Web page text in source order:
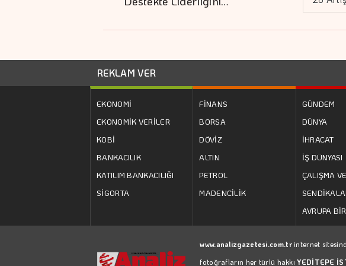
REKLAM VER
EKONOMİ
EKONOMİK VERİLER
KOBİ
BANKACILIK
KATILIM BANKACILIĞI
SİGORTA
FİNANS
BORSA
DÖVİZ
ALTIN
PETROL
MADENCİLİK
GÜNDEM
DÜNYA
İHRACAT
İŞ DÜNYASI
ÇALIŞMA VE
AVRUPA
www.analizgazetesi.com.trinternet
fotoğrafların her türlü hakkıYEDİTEPE